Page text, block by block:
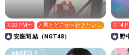
7:00 PM〜
♪ 君とどこかへ行きたい -
つばめ選抜
安座間 結（NGT48）
7:14
野